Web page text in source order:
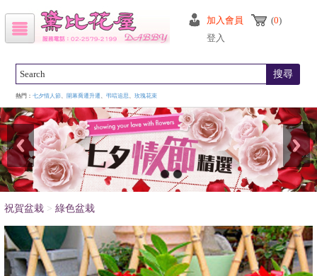
加入會員
登入
(0)
搜尋
熱門：七夕情人節、 開幕喬遷升遷 、弔唁追思、玫瑰花束
祝賀盆栽 > 綠色盆栽